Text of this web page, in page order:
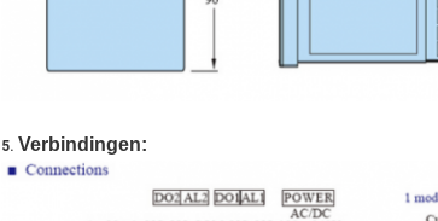
5. Verbindingen: